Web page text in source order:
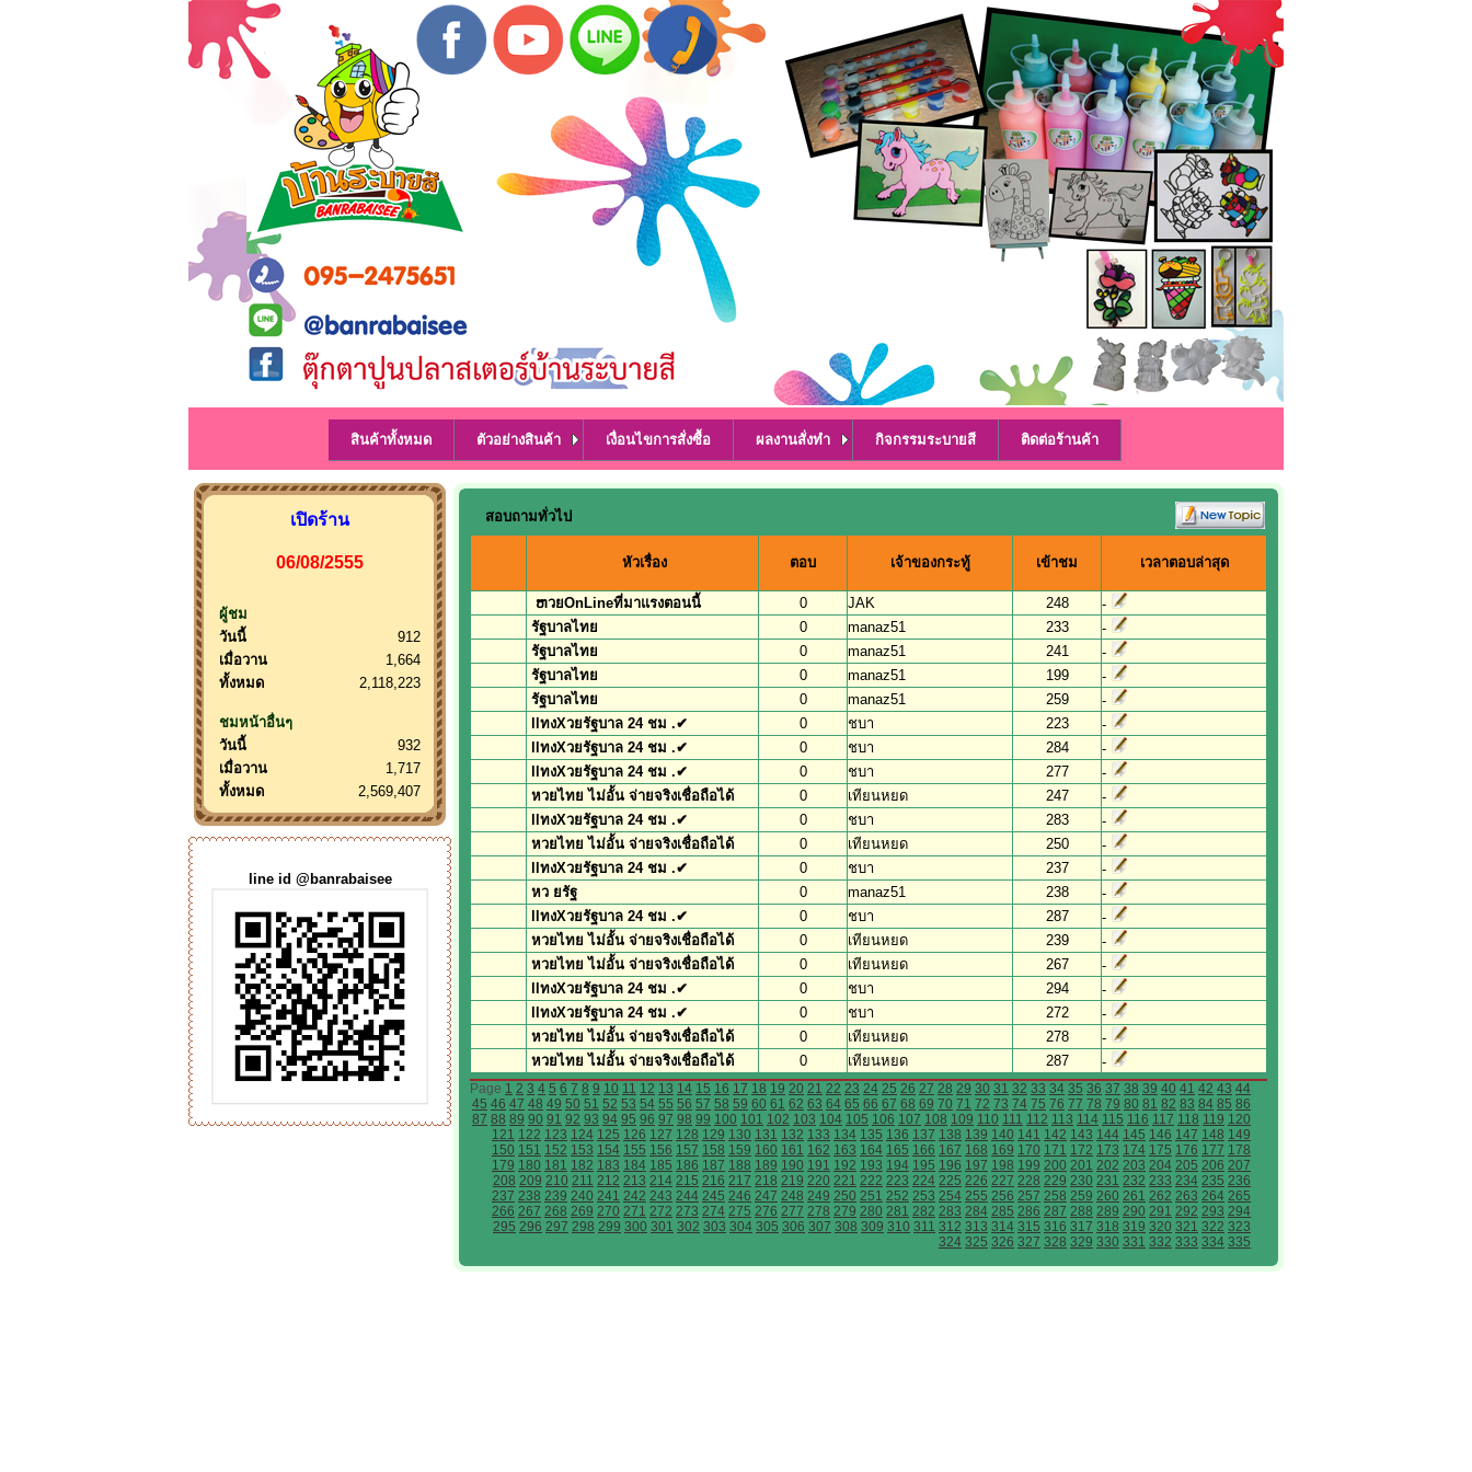
สินค้าทั้งหมด ตัวอย่างสินค้า เงื่อนไขการสั่งซื้อ ผลงานสั่งทำ กิจกรรมระบายสี ติดต่อร้านค้า
เปิดร้าน
06/08/2555
ผู้ชม
วันนี้
912
เมื่อวาน
1,664
ทั้งหมด
2,118,223
ชมหน้าอื่นๆ
วันนี้
932
เมื่อวาน
1,717
ทั้งหมด
2,569,407
line id @banrabaisee
สอบถามทั่วไป
หัวเรื่อง ตอบ เจ้าของกระทู้ เข้าชม เวลาตอบล่าสุด
ຫวยOnLineที่มาแรงตอนนี้ 0 JAK 248
-
รัฐบาลไทย
0 manaz51 233
-
รัฐบาลไทย
0 manaz51 241
-
รัฐบาลไทย
0 manaz51 199
-
รัฐบาลไทย
0 manaz51 259
-
llทงXวยรัฐบาล 24 ชม .✔
0 ชบา 223
-
llทงXวยรัฐบาล 24 ชม .✔
0 ชบา 284
-
llทงXวยรัฐบาล 24 ชม .✔
0 ชบา 277
-
หวยไทย ไม่อั้น จ่ายจริงเชื่อถือได้
0 เทียนหยด 247
-
llทงXวยรัฐบาล 24 ชม .✔
0 ชบา 283
-
หวยไทย ไม่อั้น จ่ายจริงเชื่อถือได้
0 เทียนหยด 250
-
llทงXวยรัฐบาล 24 ชม .✔
0 ชบา 237
-
หว ยรัฐ
0 manaz51 238
-
llทงXวยรัฐบาล 24 ชม .✔
0 ชบา 287
-
หวยไทย ไม่อั้น จ่ายจริงเชื่อถือได้
0 เทียนหยด 239
-
หวยไทย ไม่อั้น จ่ายจริงเชื่อถือได้
0 เทียนหยด 267
-
llทงXวยรัฐบาล 24 ชม .✔
0 ชบา 294
-
llทงXวยรัฐบาล 24 ชม .✔
0 ชบา 272
-
หวยไทย ไม่อั้น จ่ายจริงเชื่อถือได้
0 เทียนหยด 278
-
หวยไทย ไม่อั้น จ่ายจริงเชื่อถือได้
0 เทียนหยด 287 -
Page 1 2 3 4 5 6 7 8 9 10 11 12 13 14 15 16 17 18 19 20 21 22 23 24 25 26 27 28 29 30 31 32 33 34 35 36 37 38 39 40 41 42 43 44
45 46 47 48 49 50 51 52 53 54 55 56 57 58 59 60 61 62 63 64 65 66 67 68 69 70 71 72 73 74 75 76 77 78 79 80 81 82 83 84 85 86
87 88 89 90 91 92 93 94 95 96 97 98 99 100 101 102 103 104 105 106 107 108 109 110 111 112 113 114 115 116 117 118 119 120
121 122 123 124 125 126 127 128 129 130 131 132 133 134 135 136 137 138 139 140 141 142 143 144 145 146 147 148 149
150 151 152 153 154 155 156 157 158 159 160 161 162 163 164 165 166 167 168 169 170 171 172 173 174 175 176 177 178
179 180 181 182 183 184 185 186 187 188 189 190 191 192 193 194 195 196 197 198 199 200 201 202 203 204 205 206 207
208 209 210 211 212 213 214 215 216 217 218 219 220 221 222 223 224 225 226 227 228 229 230 231 232 233 234 235 236
237 238 239 240 241 242 243 244 245 246 247 248 249 250 251 252 253 254 255 256 257 258 259 260 261 262 263 264 265
266 267 268 269 270 271 272 273 274 275 276 277 278 279 280 281 282 283 284 285 286 287 288 289 290 291 292 293 294
295 296 297 298 299 300 301 302 303 304 305 306 307 308 309 310 311 312 313 314 315 316 317 318 319 320 321 322 323
324 325 326 327 328 329 330 331 332 333 334 335